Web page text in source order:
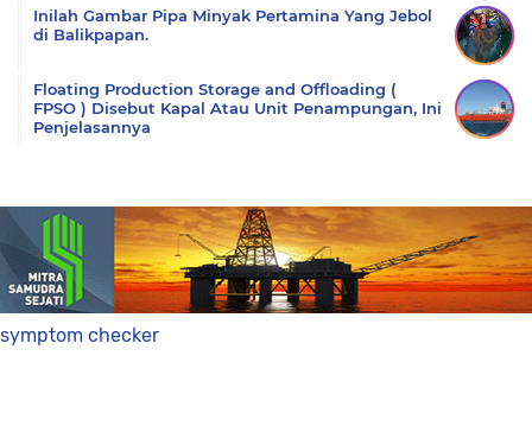
Inilah Gambar Pipa Minyak Pertamina Yang Jebol
di Balikpapan.
Floating Production Storage and Offloading (
FPSO ) Disebut Kapal Atau Unit Penampungan, Ini
Penjelasannya
symptom checker